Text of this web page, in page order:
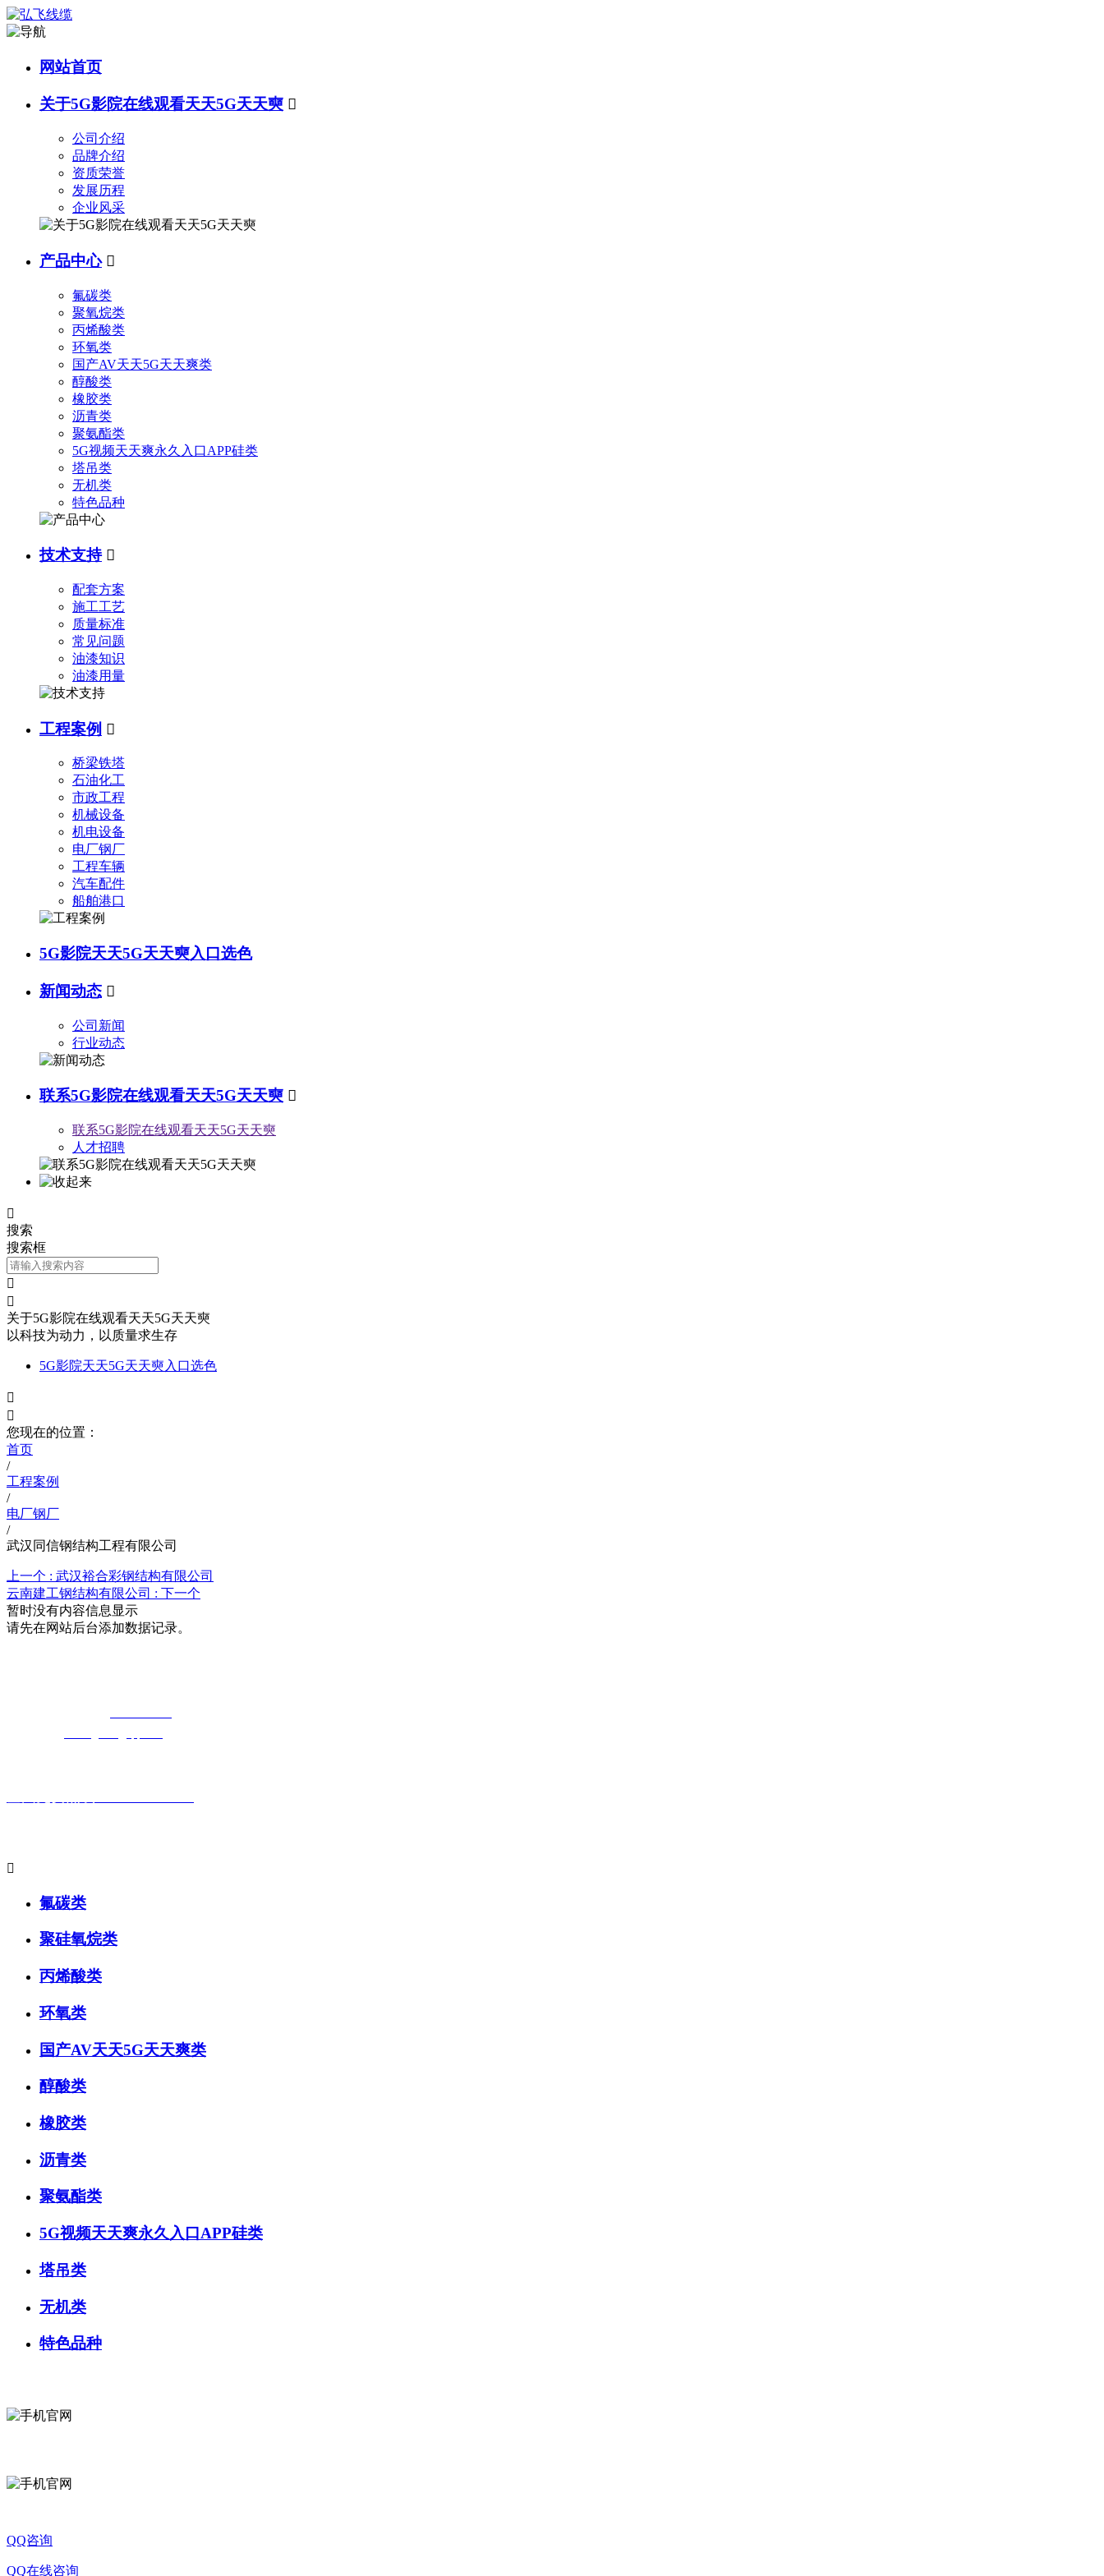
网站首页
关于5G影院在线观看天天5G天天奭 
公司介绍
品牌介绍
资质荣誉
发展历程
企业风采
产品中心 
氟碳类
聚氧烷类
丙烯酸类
环氧类
国产AV天天5G天天爽类
醇酸类
橡胶类
沥青类
聚氨酯类
5G视频天天爽永久入口APP硅类
塔吊类
无机类
特色品种
技术支持 
配套方案
施工工艺
质量标准
常见问题
油漆知识
油漆用量
工程案例 
桥梁铁塔
石油化工
市政工程
机械设备
机电设备
电厂钢厂
工程车辆
汽车配件
船舶港口
5G影院天天5G天天奭入口选色
新闻动态 
公司新闻
行业动态
联系5G影院在线观看天天5G天天奭 
联系5G影院在线观看天天5G天天奭
人才招聘

搜索
搜索框


关于5G影院在线观看天天5G天天奭
以科技为动力，以质量求生存
5G影院天天5G天天奭入口选色


您现在的位置：
首页
/
工程案例
/
电厂钢厂
/
武汉同信钢结构工程有限公司
上一个 : 武汉裕合彩钢结构有限公司
云南建工钢结构有限公司 : 下一个
暂时没有内容信息显示
请先在网站后台添加数据记录。

氟碳类
聚硅氧烷类
丙烯酸类
环氧类
国产AV天天5G天天爽类
醇酸类
橡胶类
沥青类
聚氨酯类
5G视频天天爽永久入口APP硅类
塔吊类
无机类
特色品种
QQ咨询
QQ在线咨询